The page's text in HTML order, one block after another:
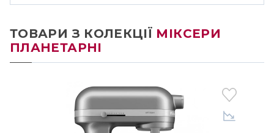
ТОВАРИ З КОЛЕКЦІЇ МІКСЕРИ
ПЛАНЕТАРНІ